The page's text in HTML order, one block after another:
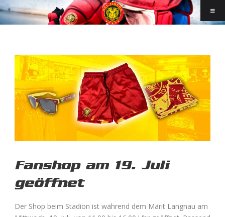
Fanshop am 19. Juli
geöffnet
Der Shop beim Stadion ist während dem Märit Langnau am